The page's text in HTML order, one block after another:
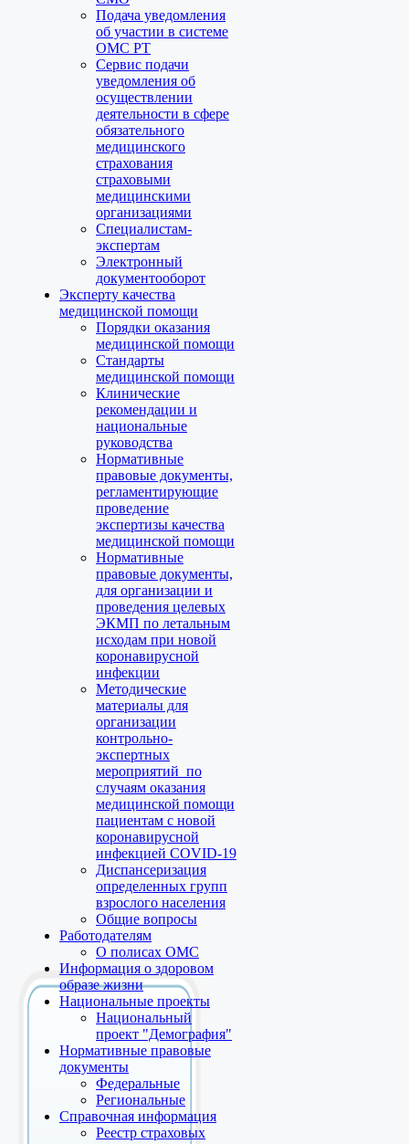
Подача уведомления
об участии в системе
ОМС РТ
Сервис подачи
уведомления об
осуществлении
деятельности в сфере
обязательного
медицинского
страхования
страховыми
медицинскими
организациями
Специалистам-
экспертам
Электронный
документооборот
Эксперту качества
медицинской помощи
Порядки оказания
медицинской помощи
Стандарты
медицинской помощи
Клинические
рекомендации и
национальные
руководства
Нормативные
правовые документы,
регламентирующие
проведение
экспертизы качества
медицинской помощи
Нормативные
правовые документы,
для организации и
проведения целевых
ЭКМП по летальным
исходам при новой
коронавирусной
инфекции
Методические
материалы для
организации
контрольно-
экспертных
мероприятий по
случаям оказания
медицинской помощи
пациентам с новой
коронавирусной
инфекцией COVID-19
Диспансеризация
определенных групп
взрослого населения
Общие вопросы
Работодателям
О полисах ОМС
Информация о здоровом
образе жизни
Национальные проекты
Национальный
проект "Демография"
Нормативные правовые
документы
Федеральные
Региональные
Справочная информация
Реестр страховых